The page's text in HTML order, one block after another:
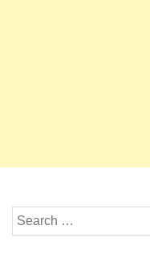
Search
for: